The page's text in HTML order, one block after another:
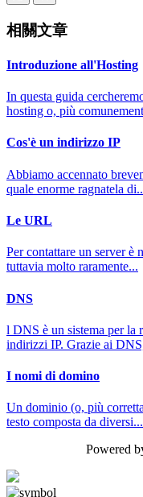
相關文章
Introduzione all'Hosting
In questa guida
hosting o, più
Cos'è un indirizzo IP
Abbiamo accennato
quale enorme ragnatela
Le URL
Per contattare un server è
tuttavia molto raramente...
DNS
l DNS è un sistema per
indirizzi IP. Grazie ai
I nomi di domino
Un dominio (o, più
testo composta da diversi...
Powered